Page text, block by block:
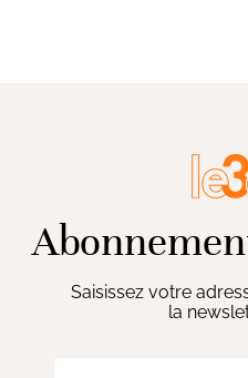
Saisissez votre
la